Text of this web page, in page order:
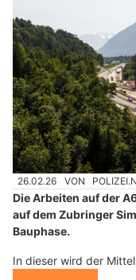
26.02.26 VON
Die Arbeiten auf der
auf dem Zubringer
Bauphase.
In dieser wird der